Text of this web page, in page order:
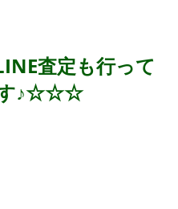
査定も行って
す♪☆☆☆